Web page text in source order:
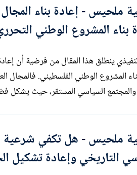
ملحيس - إعادة بناء
بناء المشروع الوطني
ملخص تنفيذي ينطلق هذا المقال من
وإعادة بناء
والمجتمع السياسي المستقر، حيث يشكل
ملحيس - هل تكفي شرعية
التاريخي وإعادة تشكيل